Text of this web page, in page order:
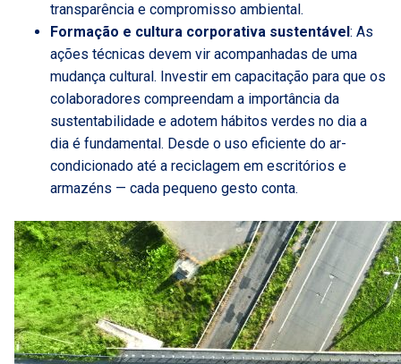
transparência e compromisso ambiental.
Formação e cultura corporativa sustentável: As
ações técnicas devem vir acompanhadas de uma
mudança cultural. Investir em capacitação para que os
colaboradores compreendam a importância da
sustentabilidade e adotem hábitos verdes no dia a
dia é fundamental. Desde o uso eficiente do ar-
condicionado até a reciclagem em escritórios e
armazéns — cada pequeno gesto conta.